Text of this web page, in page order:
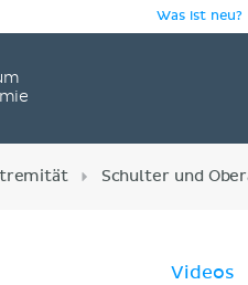
Was ist neu?
Schulter und
Videos